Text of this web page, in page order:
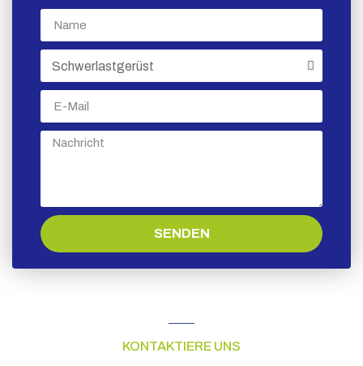
SENDEN
KONTAKTIERE UNS